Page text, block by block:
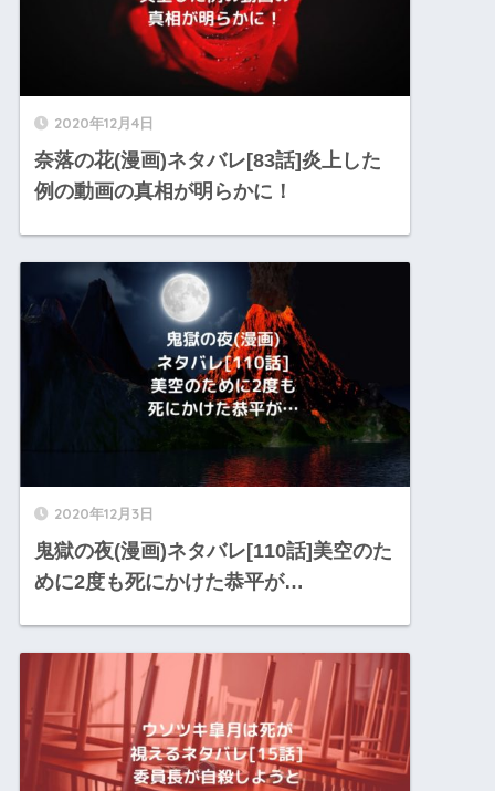
2020年12月4日
奈落の花(漫画)ネタバレ[83話]炎上した
例の動画の真相が明らかに！
2020年12月3日
鬼獄の夜(漫画)ネタバレ[110話]美空のた
めに2度も死にかけた恭平が…